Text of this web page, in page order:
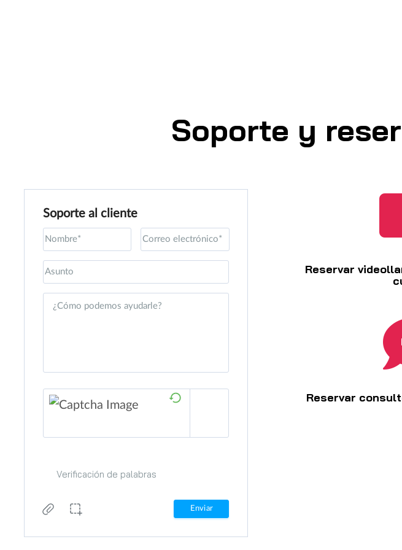
Soporte y
Soporte al cliente
Reservar
Reservar